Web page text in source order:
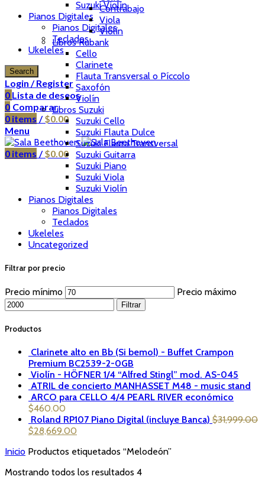
Suzuki Violín
Pianos Digitales
Pianos Digitales
Teclados
Ukeleles
Search
Login / Register
0 Lista de deseos
0 Comparar
0 items / $0.00
Menu
0 items / $0.00
Contrabajo
Viola
Violín
Libros Rubank
Cello
Clarinete
Flauta Transversal o Píccolo
Saxofón
Violín
Libros Suzuki
Suzuki Cello
Suzuki Flauta Dulce
Suzuki Flauta Transversal
Suzuki Guitarra
Suzuki Piano
Suzuki Viola
Suzuki Violín
Pianos Digitales
Pianos Digitales
Teclados
Ukeleles
Uncategorized
Filtrar por precio
Precio mínimo Precio máximo
Filtrar
Productos
Clarinete alto en Bb (Si bemol) - Buffet Crampon
Premium BC2539-2-0GB
Violín - HÖFNER 1/4 “Alfred Stingl” mod. AS-045
ATRIL de concierto MANHASSET M48 - music stand
ARCO para CELLO 4/4 PEARL RIVER económico
$460.00
Roland RP107 Piano Digital (incluye Banca) $31,999.00
$28,669.00
Inicio Productos etiquetados “Melodeón”
Mostrando todos los resultados 4